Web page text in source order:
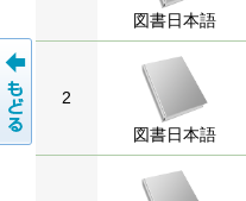
図書日本語
2
図書日本語